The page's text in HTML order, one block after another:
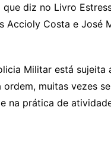
diz no Livro
Accioly Costa e José
Militar está
muitas vezes
na prática de